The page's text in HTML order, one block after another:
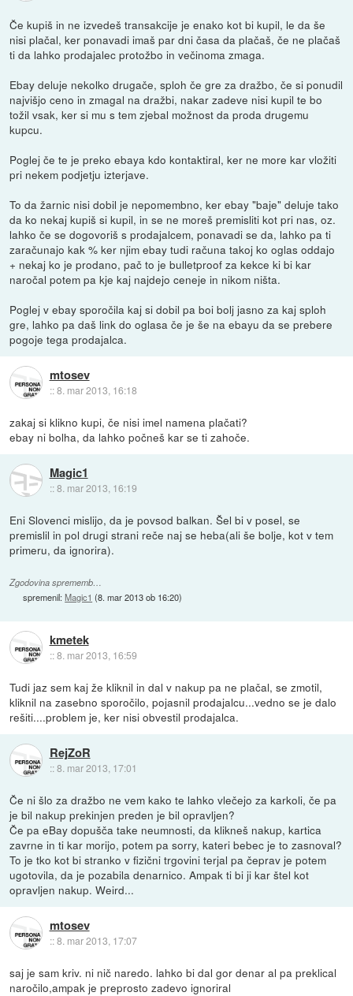
Če kupiš in ne izvedeš transakcije je enako kot bi kupil, le da še
nisi plačal, ker ponavadi imaš par dni časa da plačaš, če ne plačaš
ti da lahko prodajalec protožbo in večinoma zmaga.
Ebay deluje nekolko drugače, sploh če gre za dražbo, če si ponudil
najvišjo ceno in zmagal na dražbi, nakar zadeve nisi kupil te bo
tožil vsak, ker si mu s tem zjebal možnost da proda drugemu
kupcu.
Poglej če te je preko ebaya kdo kontaktiral, ker ne more kar vložiti
pri nekem podjetju izterjave.
To da žarnic nisi dobil je nepomembno, ker ebay "baje" deluje tako
da ko nekaj kupiš si kupil, in se ne moreš premisliti kot pri nas, oz.
lahko če se dogovoriš s prodajalcem, ponavadi se da, lahko pa ti
zaračunajo kak % ker njim ebay tudi računa takoj ko oglas oddajo
+ nekaj ko je prodano, pač to je bulletproof za kekce ki bi kar
naročal potem pa kje kaj najdejo ceneje in nikom ništa.
Poglej v ebay sporočila kaj si dobil pa boi bolj jasno za kaj sploh
gre, lahko pa daš link do oglasa če je še na ebayu da se prebere
pogoje tega prodajalca.
mtosev
::8. mar 2013, 16:18
zakaj si klikno kupi, če nisi imel namena plačati?
ebay ni bolha, da lahko počneš kar se ti zahoče.
Magic1
::8. mar 2013, 16:19
Eni Slovenci mislijo, da je povsod balkan. Šel bi v posel, se
premislil in pol drugi strani reče naj se heba(ali še bolje, kot v tem
primeru, da ignorira).
Zgodovina sprememb…
spremenil:Magic1 (8. mar 2013 ob 16:20)
kmetek
::8. mar 2013, 16:59
Tudi jaz sem kaj že kliknil in dal v nakup pa ne plačal, se zmotil,
kliknil na zasebno sporočilo, pojasnil prodajalcu...vedno se je dalo
rešiti....problem je, ker nisi obvestil prodajalca.
RejZoR
::8. mar 2013, 17:01
Če ni šlo za dražbo ne vem kako te lahko vlečejo za karkoli, če pa
je bil nakup prekinjen preden je bil opravljen?
Če pa eBay dopušča take neumnosti, da klikneš nakup, kartica
zavrne in ti kar morijo, potem pa sorry, kateri bebec je to zasnoval?
To je tko kot bi stranko v fizični trgovini terjal pa čeprav je potem
ugotovila, da je pozabila denarnico. Ampak ti bi ji kar štel kot
opravljen nakup. Weird...
mtosev
::8. mar 2013, 17:07
saj je sam kriv. ni nič naredo. lahko bi dal gor denar al pa preklical
naročilo,ampak je preprosto zadevo ignoriral